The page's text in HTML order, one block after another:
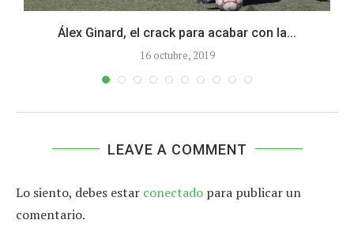
Álex Ginard, el crack para acabar con la...
16 octubre, 2019
LEAVE A COMMENT
Lo siento, debes estar conectado para publicar un
comentario.